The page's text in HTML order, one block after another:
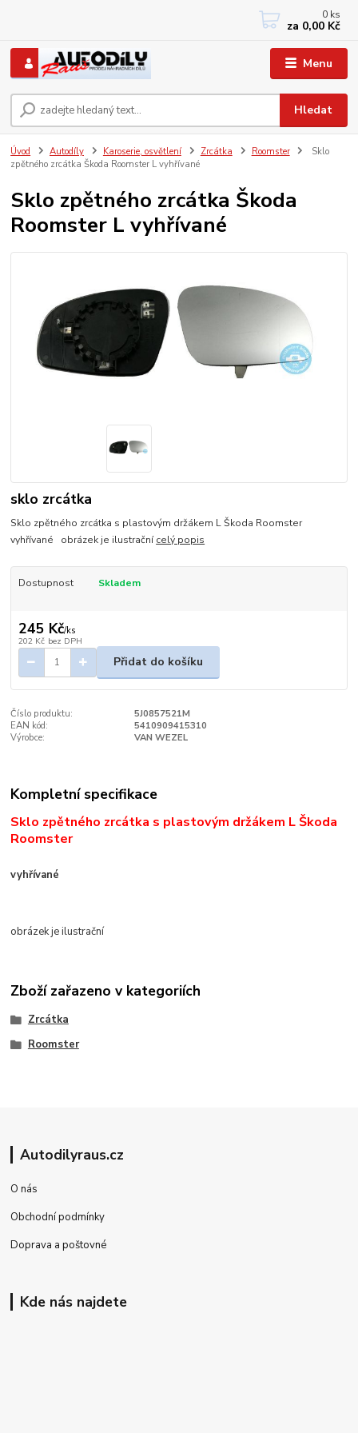
Menu
Hledat
+420 733767377
PO-PÁ: 8 - 12, 13 - 17
0 ks
za 0,00 Kč
Úvod Autodíly Karoserie, osvětlení Zrcátka Roomster
Sklo
zpětného zrcátka Škoda Roomster L vyhřívané
Sklo zpětného zrcátka Škoda
Roomster L vyhřívané
sklo zrcátka
Sklo zpětného zrcátka s plastovým držákem L Škoda Roomster
vyhřívané obrázek je ilustračnícelý popis
Dostupnost Skladem
245 Kč/ks
202 Kč bez DPH
Přidat do košíku
Číslo produktu:
5J0857521M
EAN kód:
5410909415310
Výrobce:
VAN WEZEL
Kompletní specifikace
Sklo zpětného zrcátka s plastovým držákem L Škoda
Roomster
vyhřívané
obrázek je ilustrační
Zboží zařazeno v kategoriích
Zrcátka
Roomster
Autodilyraus.cz
O nás
Obchodní podmínky
Doprava a poštovné
Kde nás najdete